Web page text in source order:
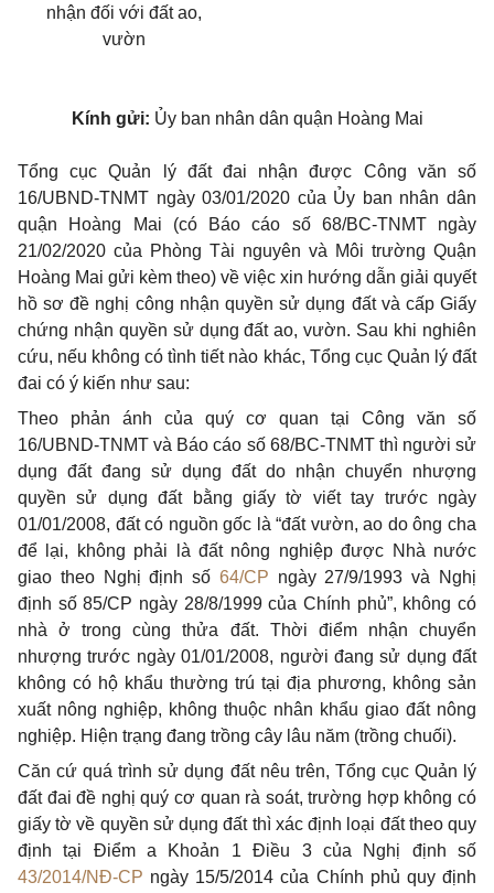
nhận đối với đất ao,
vườn
Kính gửi: Ủy ban nhân dân quận Hoàng Mai
Tổng cục Quản lý đất đai nhận được Công văn số
16/UBND-TNMT ngày 03/01/2020 của Ủy ban nhân dân
quận Hoàng Mai (có Báo cáo số 68/BC-TNMT ngày
21/02/2020 của Phòng Tài nguyên và Môi trường Quận
Hoàng Mai gửi kèm theo) về việc xin hướng dẫn giải quyết
hồ sơ đề nghị công nhận quyền sử dụng đất và cấp Giấy
chứng nhận quyền sử dụng đất ao, vườn. Sau khi nghiên
cứu, nếu không có tình tiết nào khác, Tổng cục Quản lý đất
đai có ý kiến như sau:
Theo phản ánh của quý cơ quan tại Công văn số
16/UBND-TNMT và Báo cáo số 68/BC-TNMT thì người sử
dụng đất đang sử dụng đất do nhận chuyển nhượng
quyền sử dụng đất bằng giấy tờ viết tay trước ngày
01/01/2008, đất có nguồn gốc là “đất vườn, ao do ông cha
để lại, không phải là đất nông nghiệp được Nhà nước
giao theo Nghị định số 64/CP ngày 27/9/1993 và Nghị
định số 85/CP ngày 28/8/1999 của Chính phủ”, không có
nhà ở trong cùng thửa đất. Thời điểm nhận chuyển
nhượng trước ngày 01/01/2008, người đang sử dụng đất
không có hộ khẩu thường trú tại địa phương, không sản
xuất nông nghiệp, không thuộc nhân khẩu giao đất nông
nghiệp. Hiện trạng đang trồng cây lâu năm (trồng chuối).
Căn cứ quá trình sử dụng đất nêu trên, Tổng cục Quản lý
đất đai đề nghị quý cơ quan rà soát, trường hợp không có
giấy tờ về quyền sử dụng đất thì xác định loại đất theo quy
định tại Điểm a Khoản 1 Điều 3 của Nghị định số
43/2014/NĐ-CP ngày 15/5/2014 của Chính phủ quy định